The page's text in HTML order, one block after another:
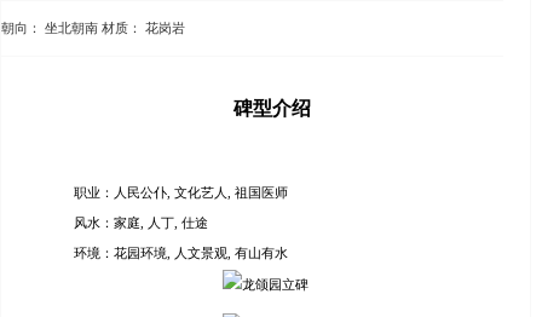
朝向： 坐北朝南 材质： 花岗岩
碑型介绍
职业：人民公仆, 文化艺人, 祖国医师
风水：家庭, 人丁, 仕途
环境：花园环境, 人文景观, 有山有水